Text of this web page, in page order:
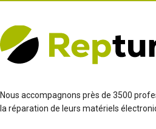
Nous accompagnons près de 3500
la réparation de leurs matériels